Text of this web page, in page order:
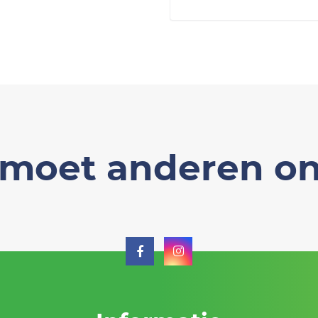
anderen